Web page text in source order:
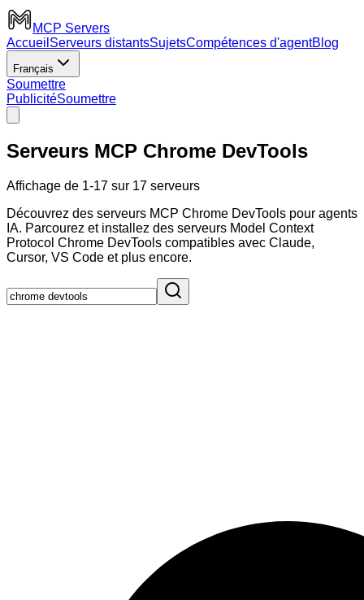
MCP Servers
Accueil Serveurs distantsSujetsCompétences d'agentBlog
Français
Soumettre
PublicitéSoumettre
Serveurs MCP Chrome DevTools
Affichage de 1-17 sur 17 serveurs
Découvrez des serveurs MCP Chrome DevTools pour agents
IA. Parcourez et installez des serveurs Model Context
Protocol Chrome DevTools compatibles avec Claude,
Cursor, VS Code et plus encore.